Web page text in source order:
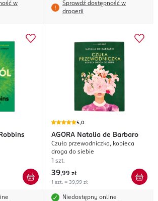
w
Sprawdź dostępność w
drogerii
5,0
AGORA Natalia de Barbaro
Czuła przewodniczka, kobieca
droga do siebie
1 szt.
39,99 zł
1 szt. = 39,99 zł
Niedostępny online